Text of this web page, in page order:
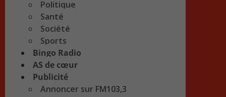
Politique
Santé
Société
Sports
Bingo Radio
AS de cœur
Publicité
Annoncer sur FM103,3